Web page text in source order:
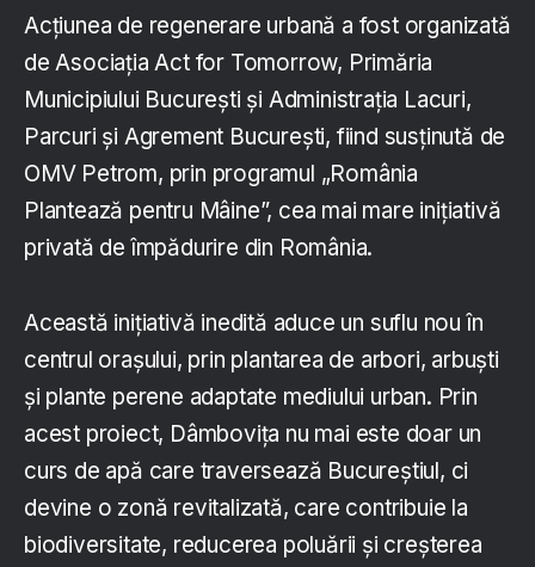
Acțiunea de regenerare urbană a fost organizată
de Asociația Act for Tomorrow, Primăria
Municipiului București și Administrația Lacuri,
Parcuri și Agrement București, fiind susținută de
OMV Petrom, prin programul „România
Plantează pentru Mâine”, cea mai mare inițiativă
privată de împădurire din România.
Această inițiativă inedită aduce un suflu nou în
centrul orașului, prin plantarea de arbori, arbuști
și plante perene adaptate mediului urban. Prin
acest proiect, Dâmbovița nu mai este doar un
curs de apă care traversează Bucureștiul, ci
devine o zonă revitalizată, care contribuie la
biodiversitate, reducerea poluării și creșterea